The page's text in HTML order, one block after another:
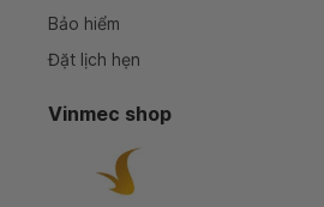
Bảo hiểm
Đặt lịch hẹn
Vinmec shop